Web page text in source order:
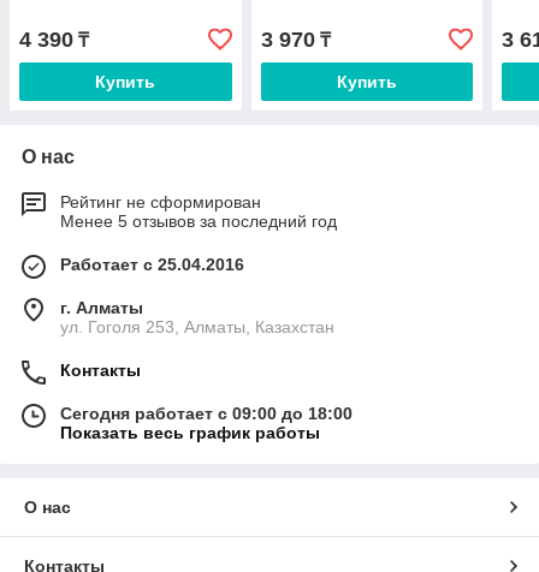
4 390 ₸
Купить
3 970₸
Купить
3
О нас
Рейтинг не сформирован
Менее 5 отзывов за последний год
Работает с 25.04.2016
г. Алматы
ул. Гоголя 253, Алматы, Казахстан
Контакты
Сегодня работает с 09:00 до 18:00
Показать весь график работы
О нас
Контакты